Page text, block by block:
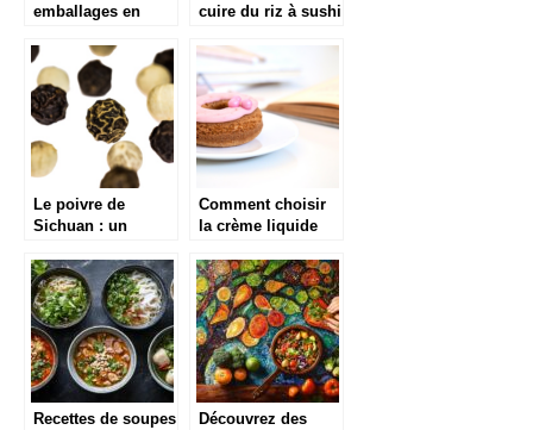
emballages en
cuire du riz à sushi
Le poivre de
Sichuan : un
saveurs
surprenantes
Comment choisir
la crème liquide
recettes salées
Recettes de soupes
Découvrez des